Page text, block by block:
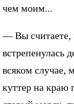
чем моим...
— Вы считаете,
встрепенулась
всяком случае,
куттер на краю